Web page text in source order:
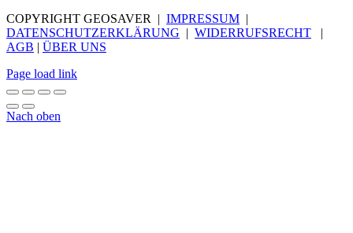
COPYRIGHT GEOSAVER | IMPRESSUM |
DATENSCHUTZERKLÄRUNG | WIDERRUFSRECHT |
AGB | ÜBER UNS
Page load link
Nach oben